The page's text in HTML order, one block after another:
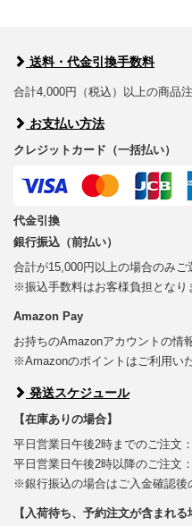
送料・代金引換手数料
合計4,000円（税込）以上の商品
お支払い方法
クレジットカード（一括払い）
代金引換
銀行振込（前払い）
合計が15,000円以上の場合のみご
※振込手数料はお客様負担となり
Amazon Pay
お持ちのAmazonアカウントの情
※Amazonのポイントはご利用い
発送スケジュール
【在庫ありの場合】
平日営業日午後2時までのご注文
平日営業日午後2時以降のご注文
※銀行振込の場合はご入金確認後
【入荷待ち、予約注文が含まれる